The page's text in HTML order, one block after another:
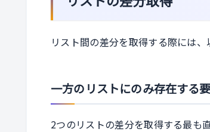
リスト間の差分を取得する際には、
一方のリストにのみ存在する
2つのリストの差分を取得する最も